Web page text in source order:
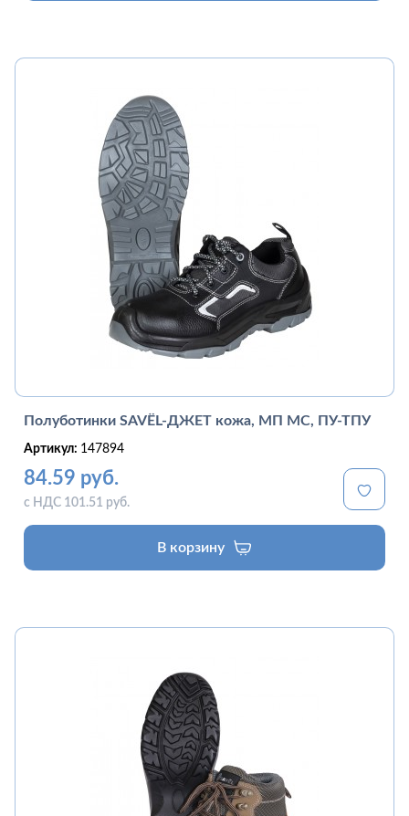
Полуботинки SAVЁL-ДЖЕТ кожа, МП МС, ПУ-ТПУ
Артикул: 147894
84.59 руб.
с НДС 101.51 руб.
В корзину